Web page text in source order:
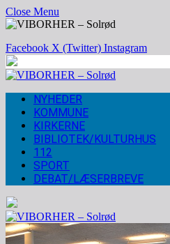
Close Menu
Facebook X (Twitter) Instagram
NYHEDER
KOMMUNE
KIRKERNE
BIBLIOTEK/KULTURHUS
112
SPORT
DEBAT/LÆSERBREVE